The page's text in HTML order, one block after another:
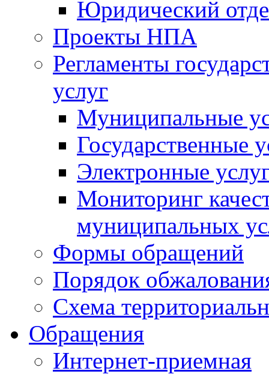
Юридический
Проекты НПА
Регламенты
услуг
Муниципальные
Государственные
Электронные
Мониторинг
муниципальных
Формы обращений
Порядок
Схема
Обращения
Интернет-приемная